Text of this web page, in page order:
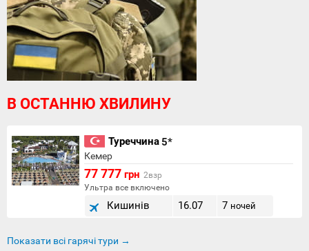
В ОСТАННЮ ХВИЛИНУ
Туреччина5*
Кемер
77 777 грн 2взр
Ультра все включено
Кишинів 16.07 7 ночей
Показати всі гарячі тури →